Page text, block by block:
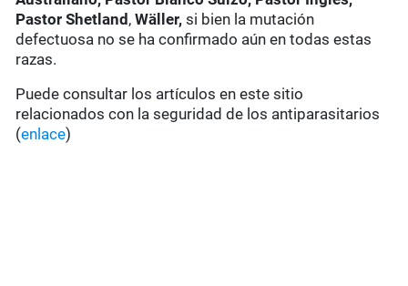
Pastor Shetland ,Wäller,si bien la mutación
defectuosa no se ha confirmado aún en todas estas
razas.
Puede consultar los artículos en este sitio
relacionados con la seguridad de los antiparasitarios
(enlace)